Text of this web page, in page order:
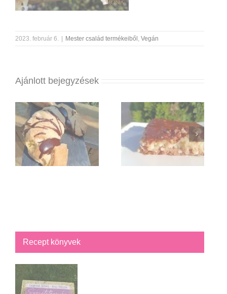
2023. február 6. Mester család termékeiből , Vegán
Ajánlott bejegyzések
Recept könyvek